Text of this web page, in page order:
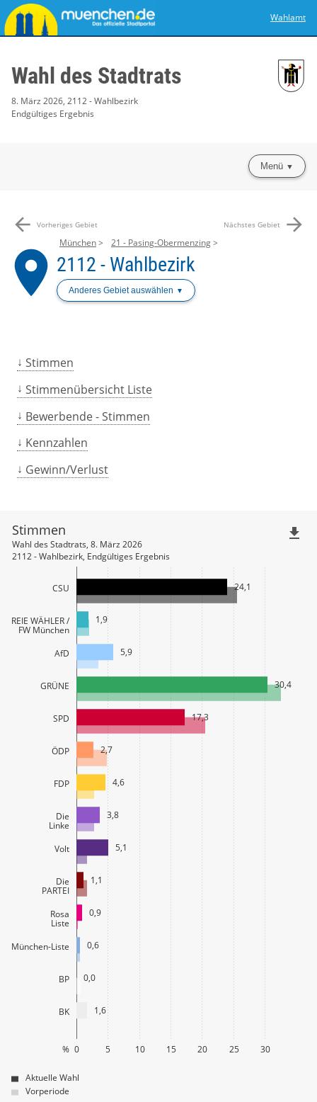
Wahlamt
Wahl des Stadtrats
8. März 2026, 2112 - Wahlbezirk
Endgültiges Ergebnis
Menü
arrow_back Vorheriges Gebiet Nächstes Gebiet arrow_forward
place
München 21 - Pasing-Obermenzing
2112 - Wahlbezirk
Anderes Gebiet auswählen
Stimmen
Stimmenübersicht Liste
Bewerbende - Stimmen
Kennzahlen
Gewinn/Verlust
CSU
FREIE WÄHLER /
FW München
AfD
GRÜNE
SPD
ÖDP
FDP
Die
Linke
Volt
Die
PARTEI
Rosa
Liste
München-Liste
BP
BK
0 5 10 15 20 25 30
%
24,1
1,9
5,9
30,4
17,3
2,7
4,6
3,8
5,1
1,1
0,9
0,6
0,0
1,6
Stimmen
Wahl des Stadtrats, 8. März 2026
2112 - Wahlbezirk, Endgültiges Ergebnis
Aktuelle Wahl
Vorperiode
file_download